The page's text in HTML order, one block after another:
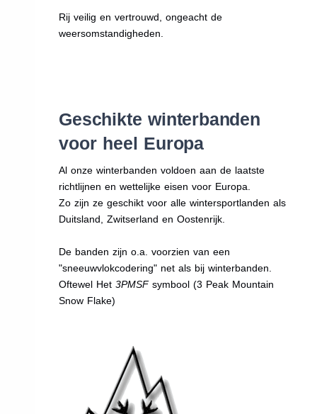
Rij veilig en vertrouwd, ongeacht de
weersomstandigheden.
Geschikte winterbanden
voor heel Europa
Al onze winterbanden voldoen aan de laatste
richtlijnen en wettelijke eisen voor Europa.
Zo zijn ze geschikt voor alle wintersportlanden als
Duitsland, Zwitserland en Oostenrijk.
De banden zijn o.a. voorzien van een
"sneeuwvlokcodering" net als bij winterbanden.
Oftewel Het3PMSFsymbool (3 Peak Mountain
Snow Flake)